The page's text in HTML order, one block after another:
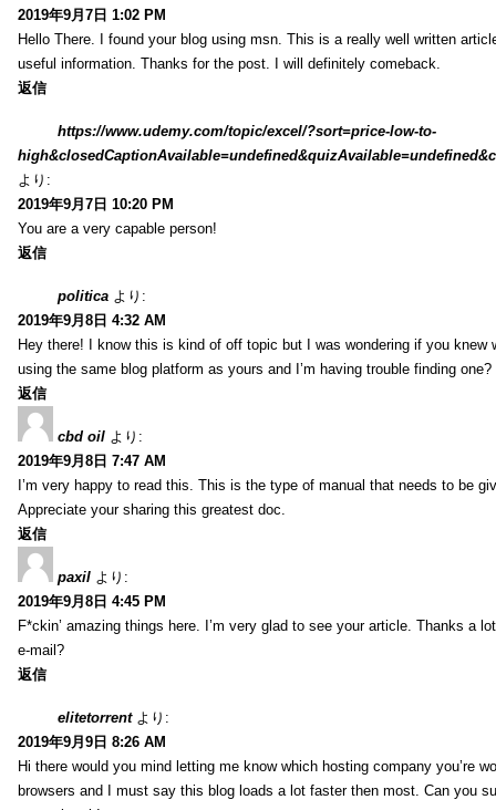
2019年9月7日 1:02 PM
Hello There. I found your blog using msn. This is a really well written
useful information. Thanks for the post. I will definitely comeback.
返信
https://www.udemy.com/topic/excel/?sort=price-low-to-
より:
2019年9月7日 10:20 PM
You are a very capable person!
返信
politica より:
2019年9月8日 4:32 AM
Hey there! I know this is kind of off topic but I was wondering if you
using the same blog platform as yours and I’m having trouble finding
返信
cbd oil より:
2019年9月8日 7:47 AM
I’m very happy to read this. This is the type of manual that needs to be
Appreciate your sharing this greatest doc.
返信
paxil より:
2019年9月8日 4:45 PM
F*ckin’ amazing things here. I’m very glad to see your article. Thanks a
e-mail?
返信
elitetorrent より:
2019年9月9日 8:26 AM
Hi there would you mind letting me know which hosting company you’re
browsers and I must say this blog loads a lot faster then most. Can you